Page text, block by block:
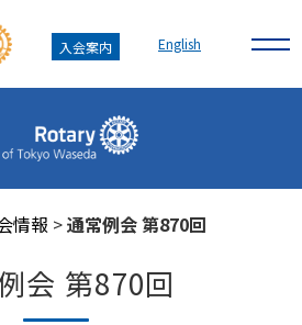
入会案内 English
情報 >通常例会 第870回
会 第870回